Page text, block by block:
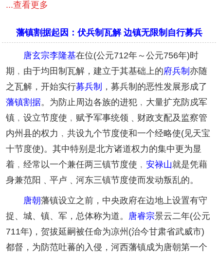
...查看更多
藩镇割据起因：伏兵制瓦解 边镇无限制自行募兵
唐玄宗李隆基在位(公元712年～公元756年)时
期﹐由于均田制瓦解，建立于其基础上的府兵制 亦随
之瓦解，开始实行募兵制
，募兵制的恶性发展形成了
藩镇割据。为防止周边各族的进犯﹐大量扩充防戍军
镇﹐设立节度使﹐赋予军事统领﹑财政支配及监察管
内州县的权力﹐共设九个节度使和一个经略使(见天宝
十节度使)。其中特别是北方诸道权力的集中更为显
着﹐经常以一个兼任两三镇节度使﹐ 安禄山就是凭藉
身兼范阳﹑平卢﹑河东三镇节度使而发动叛乱的。
唐朝藩镇设立之前，中央政府在边地上设置有守
捉、城、镇、军，总体称为道。 唐睿宗景云二年(公元
711年)，贺拔延嗣被任命为凉州(治今甘肃省武威市)
都督，为防范吐蕃的入侵，河西藩镇成为唐朝第一个